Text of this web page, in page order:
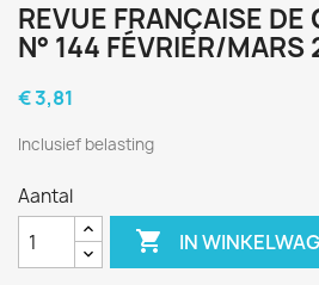
REVUE FRANÇAISE DE
N° 144 FÉVRIER/MARS
€ 3,81
Inclusief belasting
Aantal
 IN